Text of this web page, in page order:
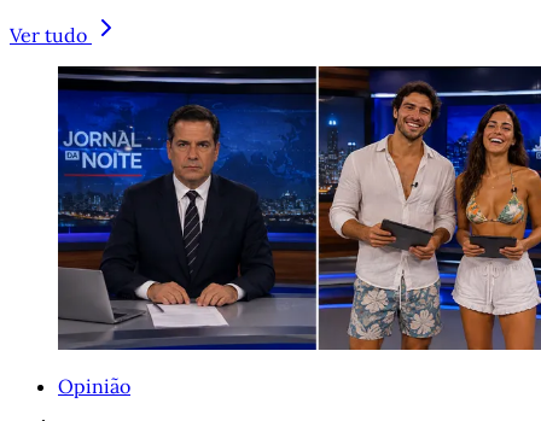
Ver tudo
Opinião